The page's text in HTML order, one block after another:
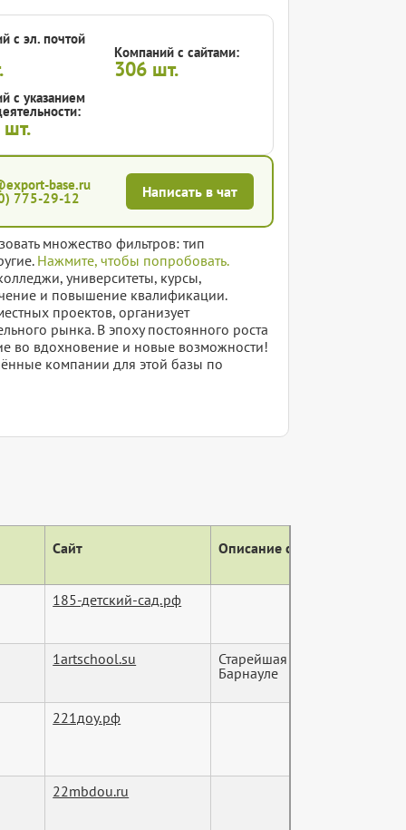
с эл. почтой
Компаний с сайтами:
306 шт.
с указанием
шт.
base.ru
775-29-12 Написать в чат
множество фильтров: тип
Нажмите, чтобы попробовать.
университеты, курсы,
и повышение квалификации.
проектов, организует
рынка. В эпоху постоянного роста
во вдохновение и новые возможности!
компании для этой базы по
Сайт Описание сайта (тег
185-детский-сад.рф
1artschool.su
Старейшая детская
Барнауле
221доу.рф
22mbdou.ru